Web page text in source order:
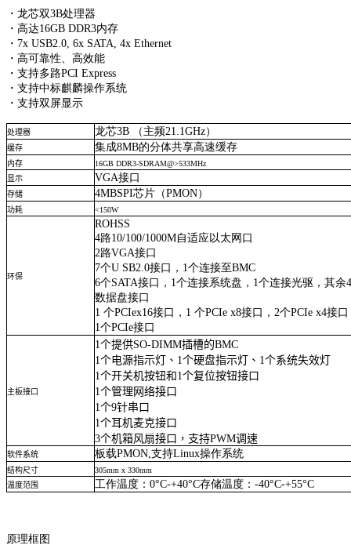
・龙芯双3B处理器
・高达16GB DDR3内存
・7x USB2.0, 6x SATA, 4x Ethernet
・高可靠性、高效能
・支持多路PCI Express
・支持中标麒麟操作系统
・支持双屏显示
处理器 龙芯3B （主频21.1GHz）
缓存 集成8MB的分体共享高速缓存
内存
16GB DDR3-SDRAM@>533MHz
显示
VGA接口
存储 4MBSPI芯片 （PMON）
功耗 <150W
环保
ROHSS
4路10/100/1000M自适应以太网口
2路VGA接口
7个U SB2.0接口， 1个连接至BMC
6个SATA接口， 1个连接系统盘， 1个连接光驱，其余4
数据盘接口
1 个PCIex16接口， 1 个PCIe x8接口， 2个PCIe x4接口
1个PCIe接口
主板接口
1个提供SO-DIMM插槽的BMC
1个电源指示灯、 1个硬盘指示灯、 1个系统失效灯
1个开关机按钮和1个复位按钮接口
1个管理网络接口
1个9针串口
1个耳机麦克接口
3个机箱风扇接口，支持PWM调速
软件系统 板载PMON, 支持Linux操作系统
结构尺寸
305mm x 330mm
温度范围
工作温度： 0°C-+40°C存储温度： -40°C-+55°C
原理框图